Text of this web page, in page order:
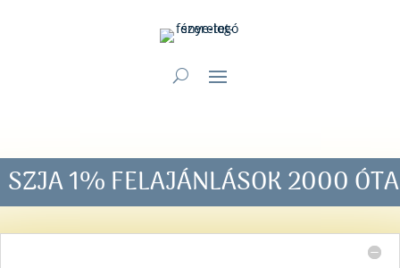
SZJA 1% FELAJÁNLÁSOK 2000 ÓTA